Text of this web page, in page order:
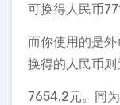
可换得人民币
而你使用的是
换得的人民币则
7654.2元。同